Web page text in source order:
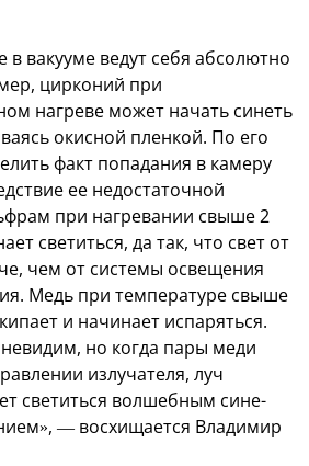
вакууме ведут себя абсолютно
цирконий при
нагреве может начать синеть
окисной пленкой. По его
факт попадания в камеру
ее недостаточной
при нагревании свыше 2
светиться, да так, что свет от
чем от системы освещения
Медь при температуре свыше
и начинает испаряться.
но когда пары меди
излучателя, луч
светиться волшебным сине-
— восхищается Владимир